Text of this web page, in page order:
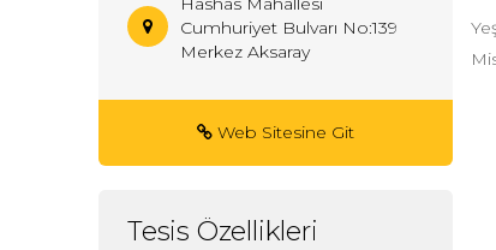
Cumhuriyet Bulvarı No:139
Merkez Aksaray
Web Sitesine Git
Tesis Özellikleri